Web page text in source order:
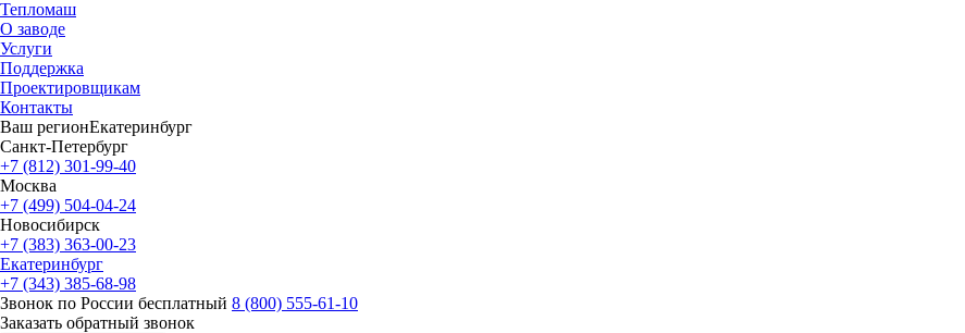
Тепломаш
О заводе
Услуги
Поддержка
Проектировщикам
Контакты
Ваш регионЕкатеринбург
Санкт-Петербург
+7 (812) 301-99-40
Москва
+7 (499) 504-04-24
Новосибирск
+7 (383) 363-00-23
Екатеринбург
+7 (343) 385-68-98
Звонок по России бесплатный 8 (800) 555-61-10
Заказать обратный звонок